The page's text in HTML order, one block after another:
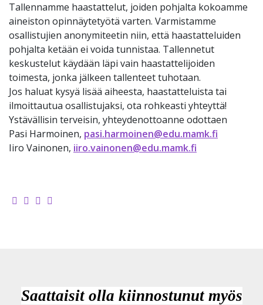
Tallennamme haastattelut, joiden pohjalta kokoamme
aineiston opinnäytetyötä varten. Varmistamme
osallistujien anonymiteetin niin, että haastatteluiden
pohjalta ketään ei voida tunnistaa. Tallennetut
keskustelut käydään läpi vain haastattelijoiden
toimesta, jonka jälkeen tallenteet tuhotaan.
Jos haluat kysyä lisää aiheesta, haastatteluista tai
ilmoittautua osallistujaksi, ota rohkeasti yhteyttä!
Ystävällisin terveisin, yhteydenottoanne odottaen
Pasi Harmoinen, pasi.harmoinen@edu.mamk.fi
Iiro Vainonen, iiro.vainonen@edu.mamk.fi
Saattaisit olla kiinnostunut myös